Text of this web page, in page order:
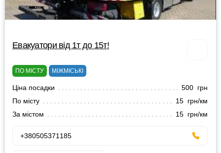
Евакуатори від 1т до 15т!
ПО МІСТУ МІЖМІСЬКІ
Ціна посадки
500 грн
По місту
15 грн/км
За містом
15 грн/км
+380505371185